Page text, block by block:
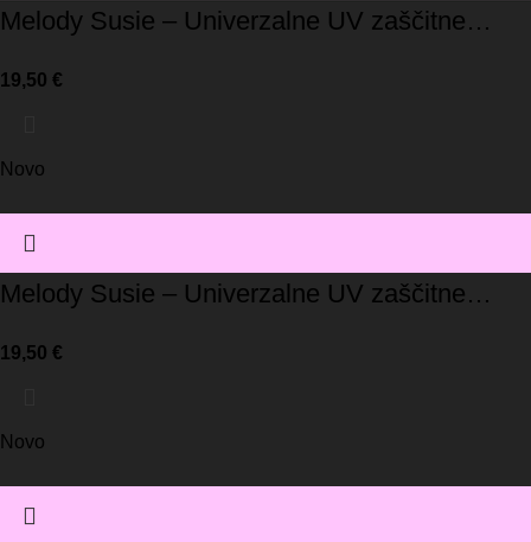
Melody Susie – Univerzalne UV zaščitne
19,50 €
Novo
Melody Susie – Univerzalne UV zaščitne
19,50 €
Novo